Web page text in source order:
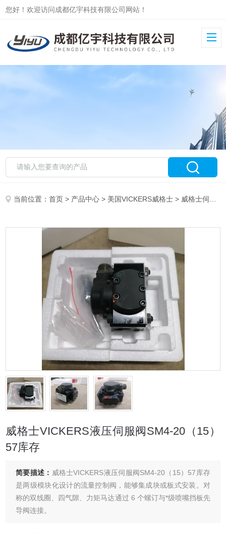
您好！欢迎访问成都亿宇科技有限公司网站！
当前位置：首页 > 产品中心 > 美国VICKERS威格士 > 威格士伺服阀
威格士VICKERS液压伺服阀SM4-20（15）
57库存
简要描述： 威格士VICKERS液压伺服阀SM4-20（15）57库存
是两级模块化设计的流量控制阀，能够集成块或板式安装。对
称的双线圈、四气隙、力矩马达通过 6 个螺订与*级喷嘴挡板先
导阀连接。